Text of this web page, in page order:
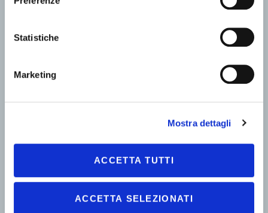
Statistiche
Marketing
Mostra dettagli
ACCETTA TUTTI
ACCETTA SELEZIONATI